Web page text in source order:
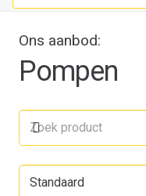
Ons aanbod:
Pompen